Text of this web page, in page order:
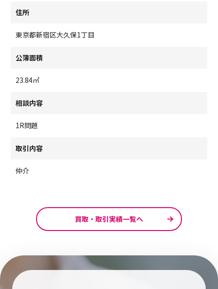
住所
東京都新宿区大久保1丁目
公簿面積
23.84㎡
相談内容
1R問題
取引内容
仲介
買取・取引実績一覧へ